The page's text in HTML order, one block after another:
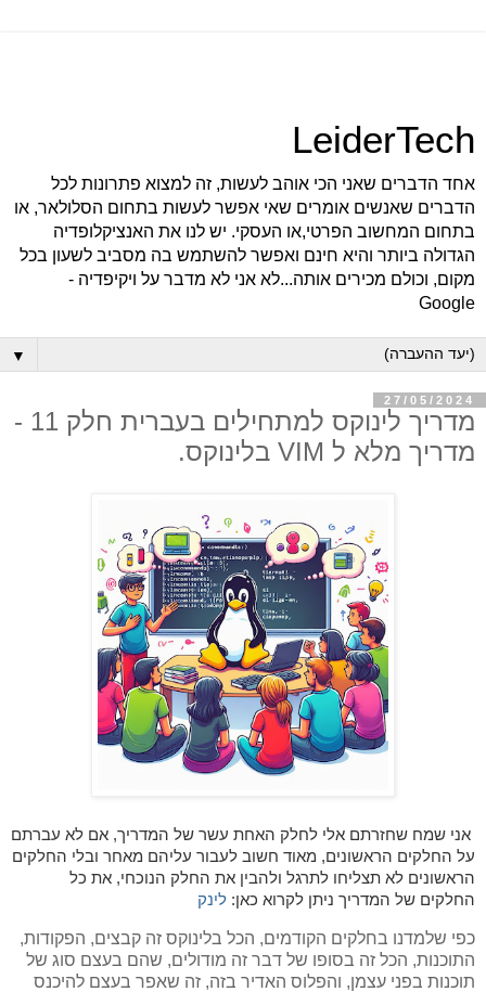
LeiderTech
אחד הדברים שאני הכי אוהב לעשות, זה למצוא פתרונות לכל
הדברים שאנשים אומרים שאי אפשר לעשות בתחום הסלולאר, או
בתחום המחשוב הפרטי,או העסקי. יש לנו את האנציקלופדיה
הגדולה ביותר והיא חינם ואפשר להשתמש בה מסביב לשעון בכל
מקום, וכולם מכירים אותה...לא אני לא מדבר על ויקיפדיה -
Google
▼
27/05/2024
מדריך לינוקס למתחילים בעברית חלק 11 -
מדריך מלא ל VIM בלינוקס.
אני שמח שחזרתם אלי לחלק האחת עשר של המדריך, אם לא עברתם
על החלקים הראשונים, מאוד חשוב לעבור עליהם מאחר ובלי החלקים
הראשונים לא תצליחו לתרגל ולהבין את החלק הנוכחי, את כל
החלקים של המדריך ניתן לקרוא כאן: לינק
כפי שלמדנו בחלקים הקודמים, הכל בלינוקס זה קבצים, הפקודות,
התוכנות, הכל זה בסופו של דבר זה מודולים, שהם בעצם סוג של
תוכנות בפני עצמן, והפלוס האדיר בזה, זה שאפר בעצם להיכנס